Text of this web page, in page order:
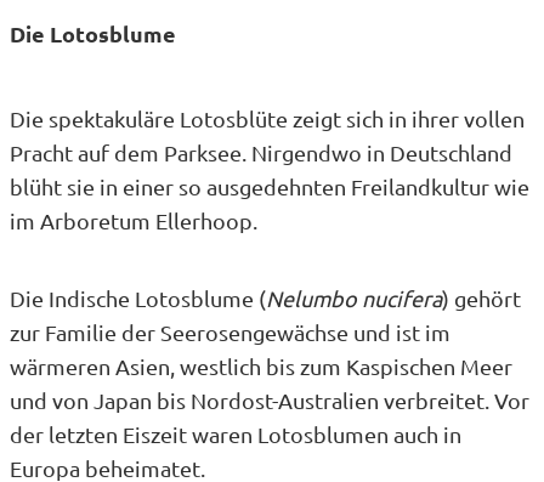
Die Lotosblume
Die spektakuläre Lotosblüte zeigt sich in ihrer vollen
Pracht auf dem Parksee. Nirgendwo in Deutschland
blüht sie in einer so ausgedehnten Freilandkultur wie
im Arboretum Ellerhoop.
Die Indische Lotosblume (Nelumbo nucifera) gehört
zur Familie der Seerosengewächse und ist im
wärmeren Asien, westlich bis zum Kaspischen Meer
und von Japan bis Nordost-Australien verbreitet. Vor
der letzten Eiszeit waren Lotosblumen auch in
Europa beheimatet.